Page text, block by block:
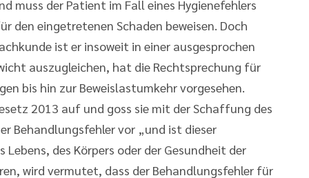
muss der Patient im Fall eines Hygienefehlers
den eingetretenen Schaden beweisen. Doch
ist er insoweit in einer ausgesprochen
auszugleichen, hat die Rechtsprechung für
bis hin zur Beweislastumkehr vorgesehen.
2013 auf und goss sie mit der Schaffung des
Behandlungsfehler vor „und ist dieser
des Körpers oder der Gesundheit der
wird vermutet, dass der Behandlungsfehler für